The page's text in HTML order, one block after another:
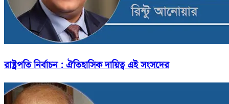
রাষ্ট্রপতি নির্বাচন : ঐতিহাসিক দায়িত্ব এই সংসদের